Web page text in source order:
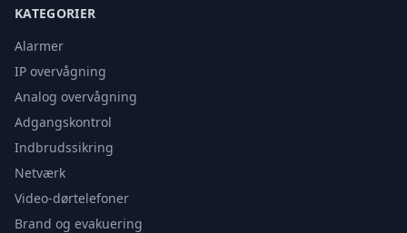
KATEGORIER
Alarmer
IP overvågning
Analog overvågning
Adgangskontrol
Indbrudssikring
Netværk
Video-dørtelefoner
Brand og evakuering